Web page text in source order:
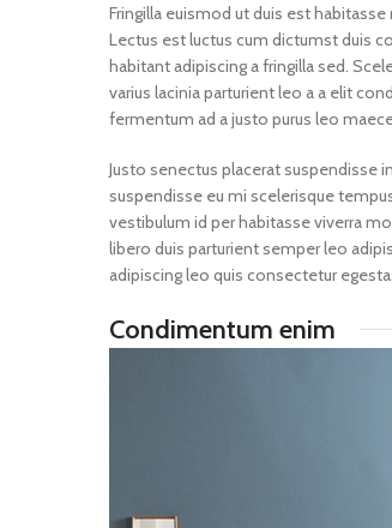
Fringilla euismod ut duis est
Lectus est luctus cum dictumst duis
habitant adipiscing a fringilla sed.
varius lacinia parturient leo a a elit
fermentum ad a justo purus leo
Justo senectus placerat suspendisse
suspendisse eu mi scelerisque
vestibulum id per habitasse viverra
libero duis parturient semper leo
adipiscing leo quis consectetur
Condimentum enim